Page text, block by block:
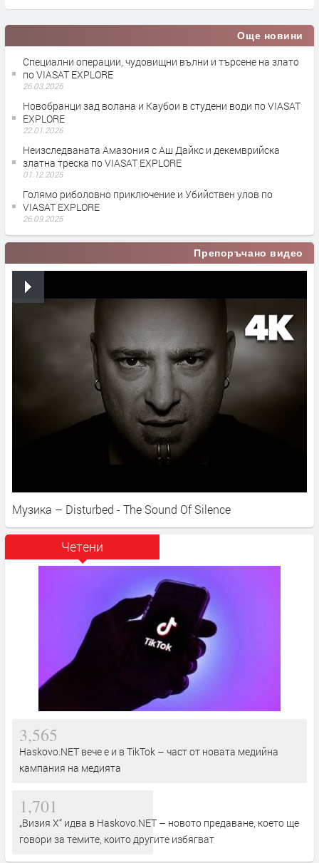
Още новини
Специални операции, чудовищни вълни и търсене на злато
по VIASAT EXPLORE
26.03.2026
Новобранци зад волана и Каубои в студени води по VIASAT
EXPLORE
22.01.2026
Неизследваната Амазония с Аш Дайкс и декемврийска
златна треска по VIASAT EXPLORE
01.12.2025
Голямо риболовно приключение и Убийствен улов по
VIASAT EXPLORE
26.09.2025
Препоръчано видео
Музика – Disturbed - The Sound Of Silence
Четени
3,565
Haskovo.NET вече е и в TikTok – част от новата медийна
кампания на медията
1,701
„Визия Х“ идва в Haskovo.NET – новото предаване, което ще
говори за темите, които другите избягват